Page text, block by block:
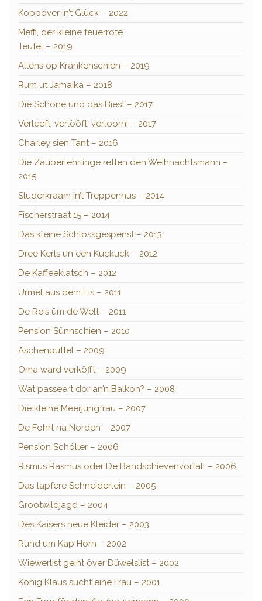
Koppöver in’t Glück – 2022
Meffi, der kleine feuerrote
Teufel – 2019
Allens op Krankenschien – 2019
Rum ut Jamaika – 2018
Die Schöne und das Biest – 2017
Verleeft, verlööft, verloorn! – 2017
Charley sien Tant – 2016
Die Zauberlehrlinge retten den Weihnachtsmann –
2015
Sluderkraam in’t Treppenhus – 2014
Fischerstraat 15 – 2014
Das kleine Schlossgespenst – 2013
Dree Kerls un een Kuckuck – 2012
De Kaffeeklatsch – 2012
Urmel aus dem Eis – 2011
De Reis üm de Welt – 2011
Pension Sünnschien – 2010
Aschenputtel – 2009
Oma ward verköfft – 2009
Wat passeert dor an’n Balkon? – 2008
Die kleine Meerjungfrau – 2007
De Fohrt na Norden – 2007
Pension Schöller – 2006
Rismus Rasmus oder De Bandschievenvörfall – 2006
Das tapfere Schneiderlein – 2005
Grootwildjagd – 2004
Des Kaisers neue Kleider – 2003
Rund um Kap Horn – 2002
Wiewerlist geiht över Düwelslist – 2002
König Klaus sucht eine Frau – 2001